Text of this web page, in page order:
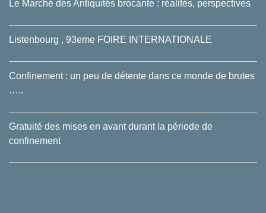
Le Marché des Antiquités brocante : réalités, perspectives
Listenbourg , 93eme FOIRE INTERNATIONALE
Confinement : un peu de détente dans ce monde de brutes
…..
Gratuité des mises en avant durant la période de
confinement